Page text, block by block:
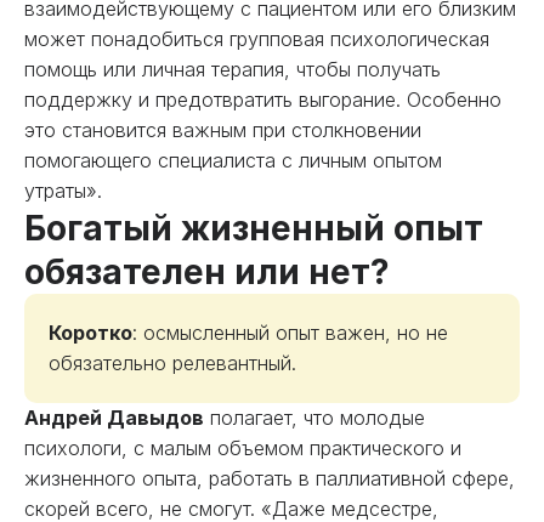
взаимодействующему с пациентом или его близким
может понадобиться групповая психологическая
помощь или личная терапия, чтобы получать
поддержку и предотвратить выгорание. Особенно
это становится важным при столкновении
помогающего специалиста с личным опытом
утраты».
Богатый жизненный опыт
обязателен или нет?
Коротко: осмысленный опыт важен, но не
обязательно релевантный.
Андрей Давыдов полагает, что молодые
психологи, с малым объемом практического и
жизненного опыта, работать в паллиативной сфере,
скорей всего, не смогут. «Даже медсестре,